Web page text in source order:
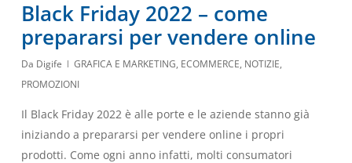
Black Friday 2022 – come
prepararsi per vendere online
Da Digife GRAFICA E MARKETING, ECOMMERCE, NOTIZIE,
PROMOZIONI
Il Black Friday 2022 è alle porte e le aziende stanno già
iniziando a prepararsi per vendere online i propri
prodotti. Come ogni anno infatti, molti consumatori